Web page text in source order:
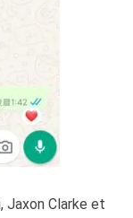
Jaxon Clarke et